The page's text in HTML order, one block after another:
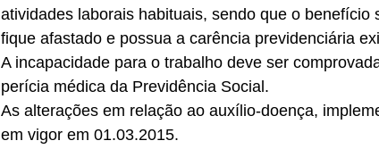
atividades laborais habituais, sendo que o benefício
fique afastado e possua a carência previdenciária
A incapacidade para o trabalho deve ser
perícia médica da Previdência Social.
As alterações em relação ao auxílio-doença,
em vigor em 01.03.2015.